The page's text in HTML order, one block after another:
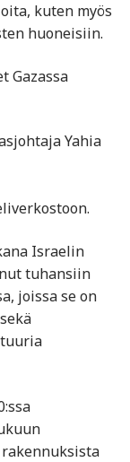
kuten myös
huoneisiin.
Gazassa
Yahia
Israelin
tuhansiin
joissa se on
rakennuksista